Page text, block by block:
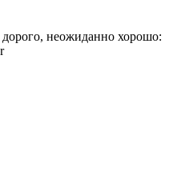
неожиданно хорошо: